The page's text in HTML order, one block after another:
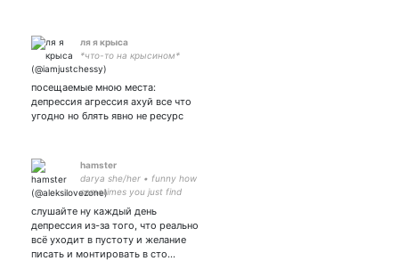
ля я крыса
*что-то на крысином*
посещаемые мною места:
депрессия агрессия ахуй все что
угодно но блять явно не ресурс
hamster
darya she/her • funny how
sometimes you just find
private acc
слушайте ну каждый день
депрессия из-за того, что реально
всё уходит в пустоту и желание
писать и монтировать в сто…